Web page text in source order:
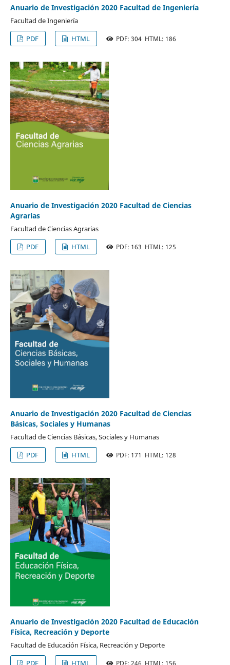
Anuario de Investigación 2020 Facultad de Ingeniería
Facultad de Ingeniería
PDF
HTML PDF: 304 HTML: 186
Anuario de Investigación 2020 Facultad de Ciencias
Agrarias
Facultad de Ciencias Agrarias
PDF
HTML PDF: 163 HTML: 125
Anuario de Investigación 2020 Facultad de Ciencias
Básicas, Sociales y Humanas
Facultad de Ciencias Básicas, Sociales y Humanas
PDF
HTML PDF: 171 HTML: 128
Anuario de Investigación 2020 Facultad de Educación
Física, Recreación y Deporte
Facultad de Educación Física, Recreación y Deporte
PDF
HTML PDF: 246 HTML: 156